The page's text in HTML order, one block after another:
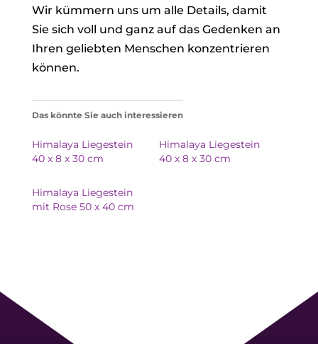
Wir kümmern uns um alle Details, damit
Sie sich voll und ganz auf das Gedenken an
Ihren geliebten Menschen konzentrieren
können.
Das könnte Sie auch interessieren
Himalaya Liegestein
40 x 8 x 30 cm
Himalaya Liegestein
40 x 8 x 30 cm
Himalaya Liegestein
mit Rose 50 x 40 cm